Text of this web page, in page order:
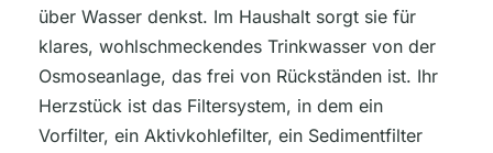
über Wasser denkst. Im Haushalt sorgt sie für
klares, wohlschmeckendes Trinkwasser von der
Osmoseanlage, das frei von Rückständen ist. Ihr
Herzstück ist das Filtersystem, in dem ein
Vorfilter, ein Aktivkohlefilter, ein Sedimentfilter